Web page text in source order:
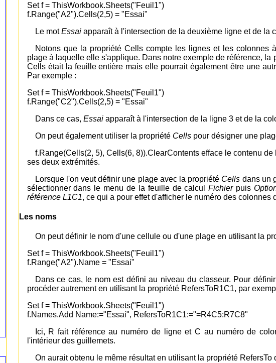
Set f = ThisWorkbook.Sheets("Feuil1")
f.Range("A2").Cells(2,5) = "Essai"
Le motEssaiapparaît à l'intersection de la deuxième ligne et de la
Notons que la propriété Cells compte les lignes et les colonnes
plage à laquelle elle s'applique. Dans notre exemple de référence,
Cells était la feuille entière mais elle pourrait également être une
Par exemple :
Set f = ThisWorkbook.Sheets("Feuil1")
f.Range("C2").Cells(2,5) = "Essai"
Dans ce cas, Essaiapparaît à l'intersection de la ligne 3 et de la
On peut également utiliser la propriété Cellspour désigner une
f.Range(Cells(2, 5), Cells(6, 8)).ClearContents efface le contenu
ses deux extrémités.
Lorsque l'on veut définir une plage avec la propriété Cells dans un
sélectionner dans le menu de la feuille de calculFichierpuis
référence L1C1, ce qui a pour effet d'afficher le numéro des colonnes
Les noms
On peut définir le nom d'une cellule ou d'une plage en utilisant la
Set f = ThisWorkbook.Sheets("Feuil1")
f.Range("A2").Name = "Essai"
Dans ce cas, le nom est défini au niveau du classeur. Pour
procéder autrement en utilisant la propriété RefersToR1C1, par
Set f = ThisWorkbook.Sheets("Feuil1")
f.Names.Add Name:="Essai", RefersToR1C1:="=R4C5:R7C8"
Ici, R fait référence au numéro de ligne et C au numéro de
l'intérieur des guillemets.
On aurait obtenu le même résultat en utilisant la propriété RefersTo